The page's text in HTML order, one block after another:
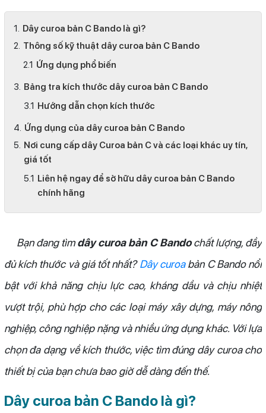
Dây curoa bản C Bando là gì?
Thông số kỹ thuật dây curoa bản C Bando
Ứng dụng phổ biến
Bảng tra kích thước dây curoa bản C Bando
Hướng dẫn chọn kích thước
Ứng dụng của dây curoa bản C Bando
Nơi cung cấp dây Curoa bản C và các loại khác uy tín,
giá tốt
Liên hệ ngay để sở hữu dây curoa bản C Bando
chính hãng
Bạn đang tìmdây curoa bản C Bandochất lượng, đầy
đủ kích thước và giá tốt nhất?Dây curoabản C Bando nổi
bật với khả năng chịu lực cao, kháng dầu và chịu nhiệt
vượt trội, phù hợp cho các loại máy xây dựng, máy nông
nghiệp, công nghiệp nặng và nhiều ứng dụng khác. Với lựa
chọn đa dạng về kích thước, việc tìm đúng dây curoa cho
thiết bị của bạn chưa bao giờ dễ dàng đến thế.
Dây curoa bản C Bando là gì?